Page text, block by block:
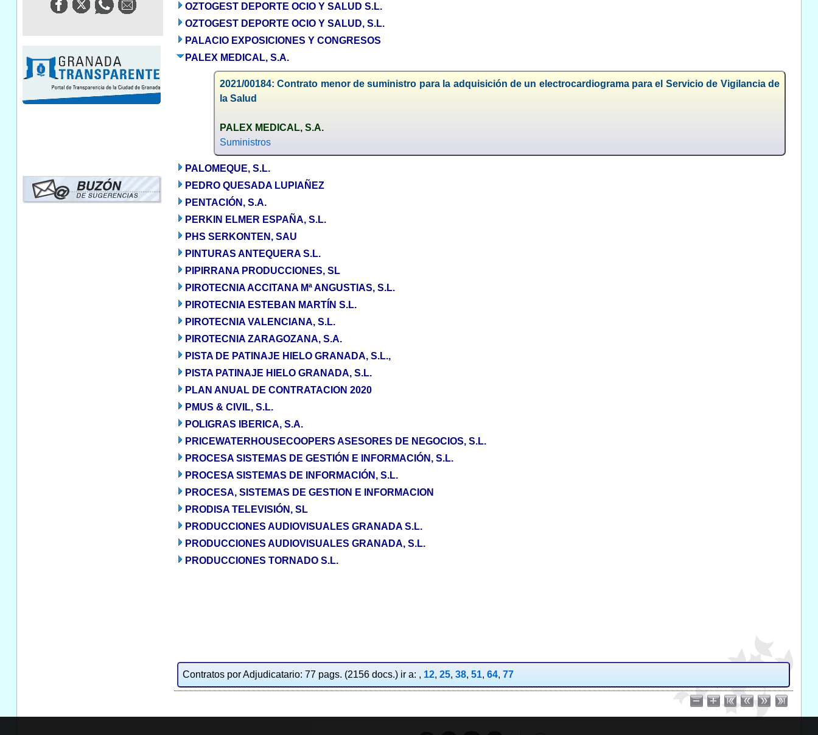
OZTOGEST DEPORTE OCIO Y SALUD S.L.
OZTOGEST DEPORTE OCIO Y SALUD, S.L.
PALACIO EXPOSICIONES Y CONGRESOS
PALEX MEDICAL, S.A.
2021/00184: Contrato menor de suministro para la adquisición de un electrocardiograma para el Servicio de Vigilancia de
la Salud
PALEX MEDICAL, S.A.
Suministros
PALOMEQUE, S.L.
PEDRO QUESADA LUPIAÑEZ
PENTACIÓN, S.A.
PERKIN ELMER ESPAÑA, S.L.
PHS SERKONTEN, SAU
PINTURAS ANTEQUERA S.L.
PIPIRRANA PRODUCCIONES, SL
PIROTECNIA ACCITANA Mª ANGUSTIAS, S.L.
PIROTECNIA ESTEBAN MARTÍN S.L.
PIROTECNIA VALENCIANA, S.L.
PIROTECNIA ZARAGOZANA, S.A.
PISTA DE PATINAJE HIELO GRANADA, S.L.,
PISTA PATINAJE HIELO GRANADA, S.L.
PLAN ANUAL DE CONTRATACION 2020
PMUS & CIVIL, S.L.
POLIGRAS IBERICA, S.A.
PRICEWATERHOUSECOOPERS ASESORES DE NEGOCIOS, S.L.
PROCESA SISTEMAS DE GESTIÓN E INFORMACIÓN, S.L.
PROCESA SISTEMAS DE INFORMACIÓN, S.L.
PROCESA, SISTEMAS DE GESTION E INFORMACION
PRODISA TELEVISIÓN, SL
PRODUCCIONES AUDIOVISUALES GRANADA S.L.
PRODUCCIONES AUDIOVISUALES GRANADA, S.L.
PRODUCCIONES TORNADO S.L.
Contratos por Adjudicatario: 77 pags. (2156 docs.) ir a: , 12, 25, 38, 51, 64, 77